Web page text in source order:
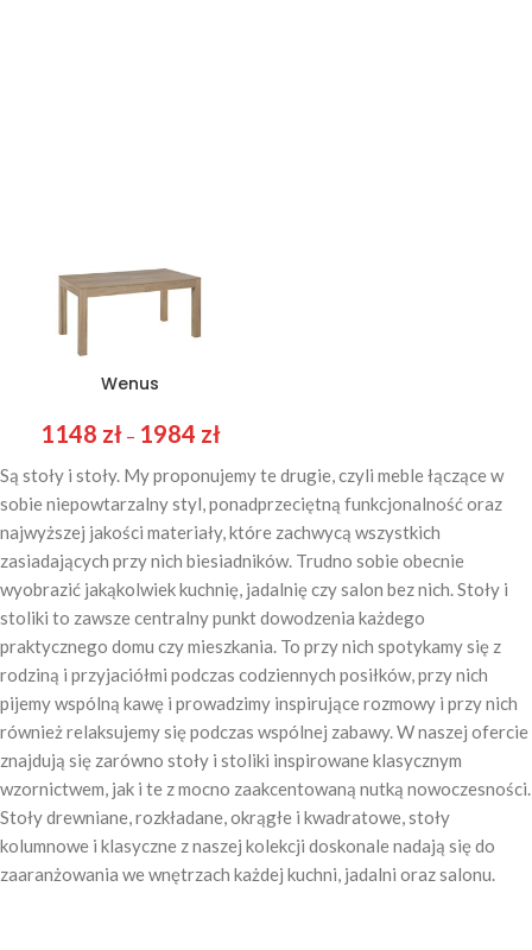
Wenus
1148 zł – 1984 zł
Są stoły i stoły. My proponujemy te drugie, czyli meble łączące w
sobie niepowtarzalny styl, ponadprzeciętną funkcjonalność oraz
najwyższej jakości materiały, które zachwycą wszystkich
zasiadających przy nich biesiadników. Trudno sobie obecnie
wyobrazić jakąkolwiek kuchnię, jadalnię czy salon bez nich. Stoły i
stoliki to zawsze centralny punkt dowodzenia każdego
praktycznego domu czy mieszkania. To przy nich spotykamy się z
rodziną i przyjaciółmi podczas codziennych posiłków, przy nich
pijemy wspólną kawę i prowadzimy inspirujące rozmowy i przy nich
również relaksujemy się podczas wspólnej zabawy. W naszej ofercie
znajdują się zarówno stoły i stoliki inspirowane klasycznym
wzornictwem, jak i te z mocno zaakcentowaną nutką nowoczesności.
Stoły drewniane, rozkładane, okrągłe i kwadratowe, stoły
kolumnowe i klasyczne z naszej kolekcji doskonale nadają się do
zaaranżowania we wnętrzach każdej kuchni, jadalni oraz salonu.